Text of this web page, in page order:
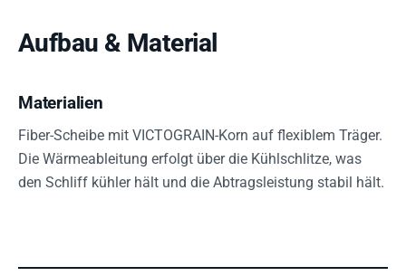
Aufbau & Material
Materialien
Fiber-Scheibe mit VICTOGRAIN-Korn auf flexiblem Träger.
Die Wärmeableitung erfolgt über die Kühlschlitze, was
den Schliff kühler hält und die Abtragsleistung stabil hält.